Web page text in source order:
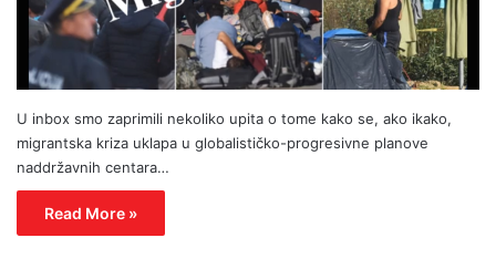
U inbox smo zaprimili nekoliko upita o tome kako se, ako ikako,
migrantska kriza uklapa u globalističko-progresivne planove
naddržavnih centara…
Read More »